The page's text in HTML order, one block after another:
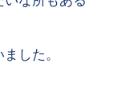
した。